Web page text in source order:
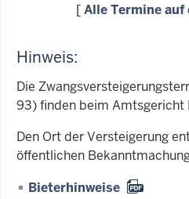
[Alle Termine
Hinweis:
Die
93) finden beim Amtsgericht
Den Ort der Versteigerung
öffentlichen
Bieterhinweise